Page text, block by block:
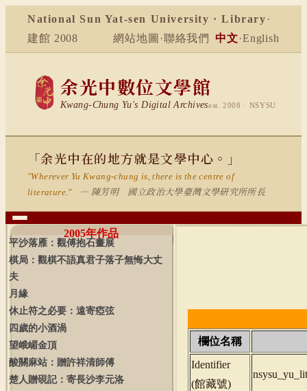
National Sun Yat-sen University · Library ·
建館 2008
網站地圖 ·聯絡我們 中文·English
余光中數位文學館
Kwang-Chung Yu's Digital Archivesest. 2008 · NSYSU
「余光中在的地方就是文學中心。」
"Wherever Yu Kwang-chung is, there is the centre of
literature."
— 陳芳明 國立政治大學臺灣文學研究所所長
2005年作品
平沙落雁：觀傅抱石畫展
棋局：觀棋不語真君子落子無悔大丈
夫
月緣
休止符之必要：遠寄瘂弦
四歲的小酒渦
望峨嵋金頂
酸關麻站：贈許祥清師傅
楚人贈硯記：寄長沙李元洛
欄位名稱
Identifier
(館藏號)